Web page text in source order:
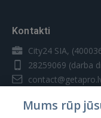
Kontakti
City24 SIA,
28259069 (darba
Mums rūp